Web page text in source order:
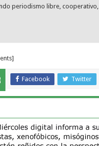
periodismo libre,
Facebook Twitter